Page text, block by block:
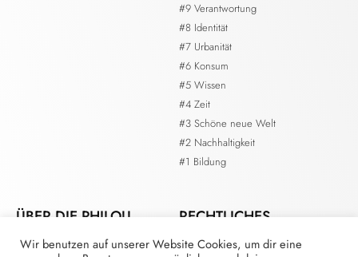
#9 Verantwortung
#8 Identität
#7 Urbanität
#6 Konsum
#5 Wissen
#4 Zeit
#3 Schöne neue Welt
#2 Nachhaltigkeit
#1 Bildung
ÜBER DIE PHILOU.
Kontakt
RECHTLICHES
Impressum
Wir benutzen auf unserer Website Cookies, um dir eine